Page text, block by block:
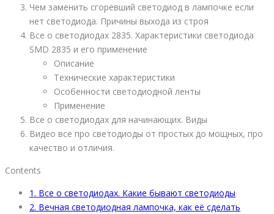
Чем заменить сгоревший светодиод в лампочке если
нет светодиода. Причины выхода из строя
Все о светодиодах 2835. Характеристики светодиода
SMD 2835 и его применение
Описание
Технические характеристики
Особенности светодиодной ленты
Применение
Все о светодиодах для начинающих. Виды
Видео все про светодиоды от простых до мощных, про
качество и отличия.
Contents
1. Все о светодиодах. Какие бывают светодиоды
2. Вечная светодиодная лампочка, как её сделать